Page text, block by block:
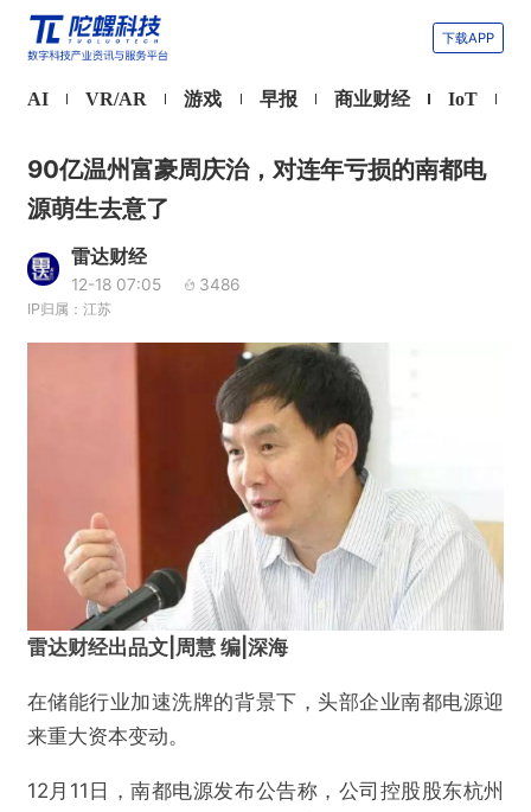
下载APP
AI VR/AR 游戏 早报 商业财经 IoT
90亿温州富豪周庆治，对连年亏损的南都电
源萌生去意了
雷达财经
12-18 07:05 3486
IP归属：江苏
雷达财经出品文|周慧 编|深海
在储能行业加速洗牌的背景下，头部企业南都电源迎
来重大资本变动。
12月11日，南都电源发布公告称，公司控股股东杭州